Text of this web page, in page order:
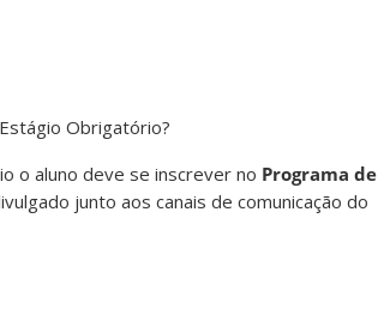
Obrigatório?
o aluno deve se inscrever no Programa de
junto aos canais de comunicação do